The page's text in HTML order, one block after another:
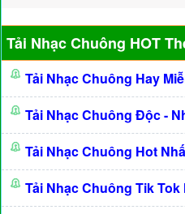
Tải Nhạc Chuông HOT
Tải Nhạc Chuông Hay
Tải Nhạc Chuông Độc -
Tải Nhạc Chuông Hot
Tải Nhạc Chuông Tik Tok